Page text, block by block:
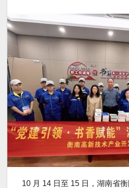
10 月 14 日至 15 日，湖南省